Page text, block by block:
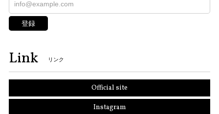
登録
Link リンク
Official site
Instagram